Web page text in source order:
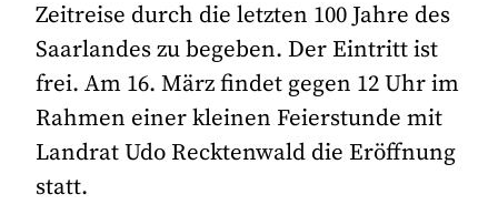
Zeitreise durch die letzten 100 Jahre des
Saarlandes zu begeben. Der Eintritt ist
frei. Am 16. März findet gegen 12 Uhr im
Rahmen einer kleinen Feierstunde mit
Landrat Udo Recktenwald die Eröffnung
statt.